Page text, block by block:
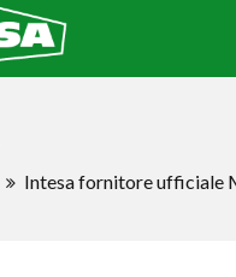
Intesa fornitore ufficiale